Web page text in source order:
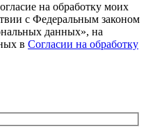
на обработку моих
с Федеральным законом
данных», на
в Согласии на обработку